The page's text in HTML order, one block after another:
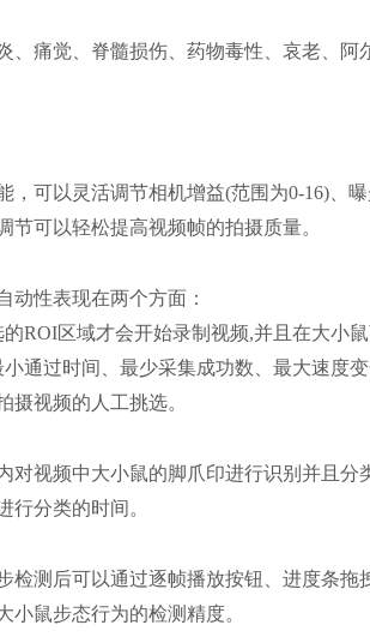
、痛觉、脊髓损伤、药物毒性、哀老、阿
，可以灵活调节相机增益(范围为0-16)、
节可以轻松提高视频帧的拍摄质量。
动性表现在两个方面：
ROI区域才会开始录制视频,并且在大小
通过时间、最少采集成功数、最大速度
摄视频的人工挑选。
对视频中大小鼠的脚爪印进行识别并且
行分类的时间。
检测后可以通过逐帧播放按钮、进度条
小鼠步态行为的检测精度。